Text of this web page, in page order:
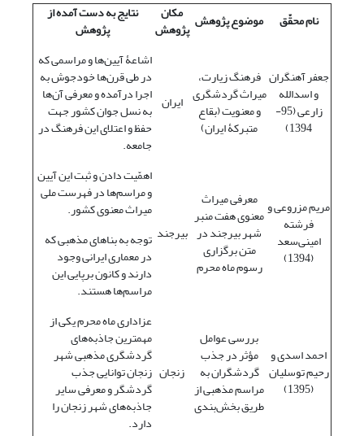
نام محقّق
موضوع پژوهش مکان
پژوهش
نتایج به دست آمده از
پژوهش
جعفر آهنگران
و اسدالله
زارعی (95-
1394)
فرهنگ زیارت،
میراث گردشگری
و معنویت (بقاع
متبرکۀ ایران)
ایران
اشاعۀ آیین‌ها و مراسمی که
در طی قرن‌ها خودجوش به
اجرا درآمده و معرفی آن‌ها
به نسل جوان کشور جهت
حفظ و اعتلای این فرهنگ در
جامعه.
مریم مزروعی و
فرشته
امینی‌سعد
(1394)
معرفی میراث
معنوی هفت منبر
شهر بیرجند در
متن برگزاری
رسوم ماه محرم
بیرجند
اهمّیت دادن و ثبت این آیین
و مراسم‌ها در فهرست ملی
میراث معنوی کشور.
توجه به بناهای مذهبی که
در معماری ایرانی وجود
دارند و کانون برپایی این
مراسم‌ها هستند.
احمد اسدی و
رحیم توسلیان
(1395)
بررسی عوامل
مؤثر در جذب
گردشگران به
مراسم مذهبی از
طریق بخش‌بندی
زنجان
عزاداری ماه محرم یکی از
مهمترین جاذبه‌های
گردشگری مذهبی شهر
زنجان توانایی جذب
گردشگر و معرفی سایر
جاذبه‌های شهر زنجان را
دارد.